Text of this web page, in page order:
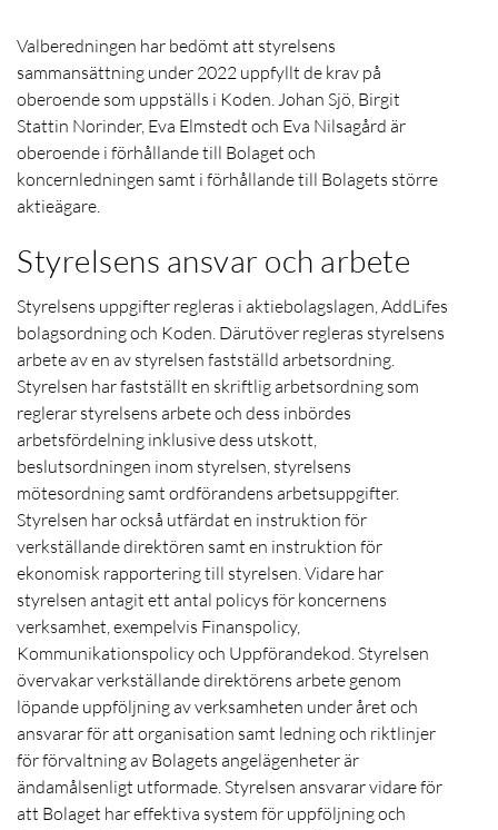
Valberedningen har bedömt att styrelsens
sammansättning under 2022 uppfyllt de krav på
oberoende som uppställs i Koden. Johan Sjö, Birgit
Stattin Norinder, Eva Elmstedt och Eva Nilsagård är
oberoende i förhållande till Bolaget och
koncernledningen samt i förhållande till Bolagets större
aktieägare.
Styrelsens ansvar och arbete
Styrelsens uppgifter regleras i aktiebolagslagen, AddLifes
bolagsordning och Koden. Därutöver regleras styrelsens
arbete av en av styrelsen fastställd arbetsordning.
Styrelsen har fastställt en skriftlig arbetsordning som
reglerar styrelsens arbete och dess inbördes
arbetsfördelning inklusive dess utskott,
beslutsordningen inom styrelsen, styrelsens
mötesordning samt ordförandens arbetsuppgifter.
Styrelsen har också utfärdat en instruktion för
verkställande direktören samt en instruktion för
ekonomisk rapportering till styrelsen. Vidare har
styrelsen antagit ett antal policys för koncernens
verksamhet, exempelvis Finanspolicy,
Kommunikationspolicy och Uppförandekod. Styrelsen
övervakar verkställande direktörens arbete genom
löpande uppföljning av verksamheten under året och
ansvarar för att organisation samt ledning och riktlinjer
för förvaltning av Bolagets angelägenheter är
ändamålsenligt utformade. Styrelsen ansvarar vidare för
att Bolaget har effektiva system för uppföljning och